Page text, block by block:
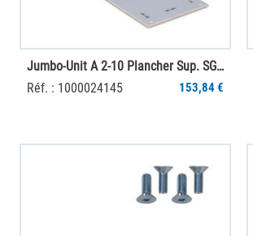
Jumbo-Unit A 2-10 Plancher Sup. SGR PS
Réf. : 1000024145
153,84 €